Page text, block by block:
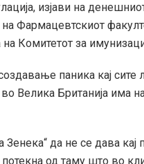
изјави на
Фармацевтскиот
на Комитетот за
паника кај сите
во Велика Британија има
да не се дава кај
потекна од таму што во